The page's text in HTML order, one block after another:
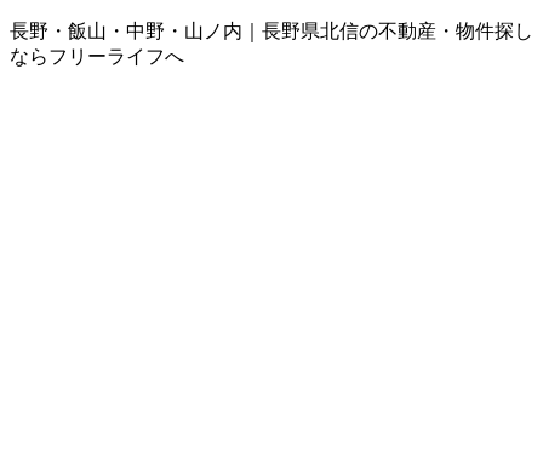
長野・飯山・中野・山ノ内｜長野県北信の不動産・物件探し
ならフリーライフへ